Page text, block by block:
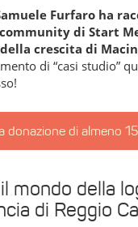
Furfaro ha
di Start
crescita di
di “casi studio”
donazione di almeno
mondo della
di Reggio